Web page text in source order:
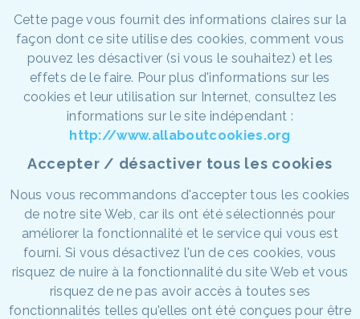
Cette page vous fournit des informations claires sur la
façon dont ce site utilise des cookies, comment vous
pouvez les désactiver (si vous le souhaitez) et les
effets de le faire. Pour plus d'informations sur les
cookies et leur utilisation sur Internet, consultez les
informations sur le site indépendant :
http://www.allaboutcookies.org
Accepter / désactiver tous les cookies
Nous vous recommandons d'accepter tous les cookies
de notre site Web, car ils ont été sélectionnés pour
améliorer la fonctionnalité et le service qui vous est
fourni. Si vous désactivez l'un de ces cookies, vous
risquez de nuire à la fonctionnalité du site Web et vous
risquez de ne pas avoir accès à toutes ses
fonctionnalités telles qu'elles ont été conçues pour être